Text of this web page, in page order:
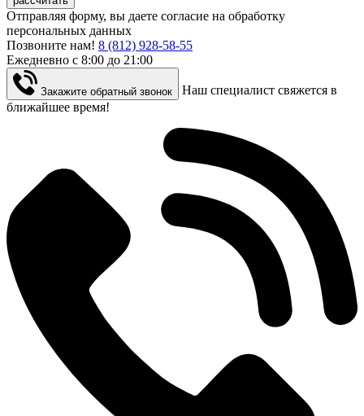
Отправляя форму, вы даете согласие на обработку
персональных данных
Позвоните нам! 8 (812) 928-58-55
Ежедневно c 8:00 до 21:00
Закажите обратный звонок
Наш специалист свяжется в
ближайшее время!